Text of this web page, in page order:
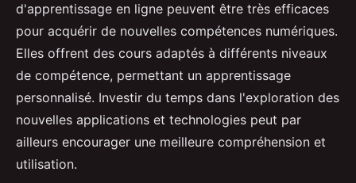
d'apprentissage en ligne peuvent être très efficaces
pour acquérir de nouvelles compétences numériques.
Elles offrent des cours adaptés à différents niveaux
de compétence, permettant un apprentissage
personnalisé. Investir du temps dans l'exploration des
nouvelles applications et technologies peut par
ailleurs encourager une meilleure compréhension et
utilisation.